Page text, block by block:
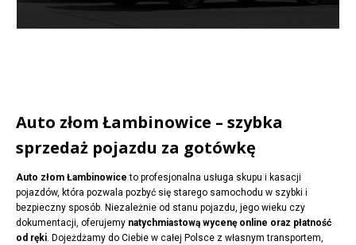
Auto złom Łambinowice – szybka
sprzedaż pojazdu za gotówkę
Auto złom Łambinowice to profesjonalna usługa skupu i kasacji
pojazdów, która pozwala pozbyć się starego samochodu w szybki i
bezpieczny sposób. Niezależnie od stanu pojazdu, jego wieku czy
dokumentacji, oferujemy natychmiastową wycenę online oraz płatność
od ręki. Dojeżdżamy do Ciebie w całej Polsce z własnym transportem,